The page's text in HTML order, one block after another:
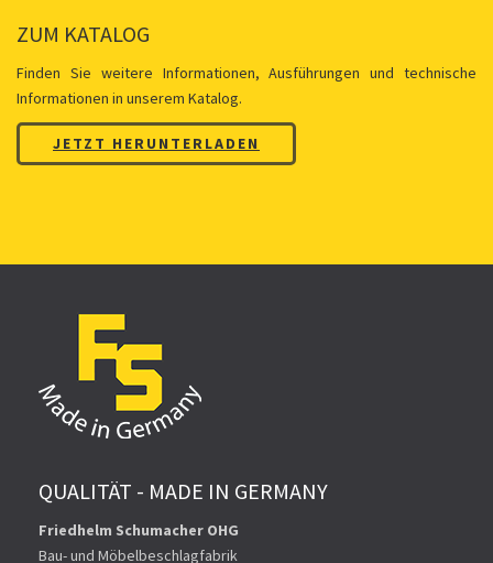
ZUM KATALOG
Finden Sie weitere Informationen, Ausführungen und technische
Informationen in unserem Katalog.
JETZT HERUNTERLADEN
QUALITÄT - MADE IN GERMANY
Friedhelm Schumacher OHG
Bau- und Möbelbeschlagfabrik